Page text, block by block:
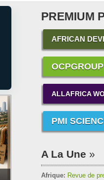
PREMIUM
AFRICAN
OCPGROUP
ALLAFRICA
PMI
A La Une
Afrique: Revue de